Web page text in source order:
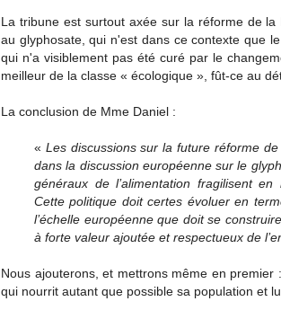
La tribune est surtout axée sur la réforme de
au glyphosate, qui n'est dans ce contexte que
qui n'a visiblement pas été curé par le
meilleur de la classe « écologique », fût-ce au
La conclusion de Mme Daniel :
« Les discussions sur la future réforme
dans la discussion européenne sur le
généraux de l’alimentation fragilisent en
Cette politique doit certes évoluer en
l’échelle européenne que doit se
à forte valeur ajoutée et respectueux de
Nous ajouterons, et mettrons même en
qui nourrit autant que possible sa population et